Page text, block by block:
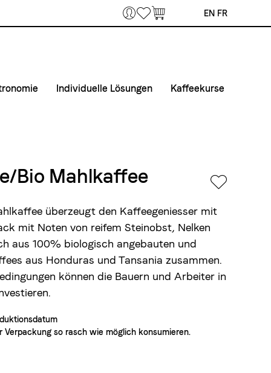
Bookmarks
EN FR
Individuelle Lösungen Kaffeekurse
Bio Mahlkaffee
überzeugt den Kaffeegeniesser mit
mit Noten von reifem Steinobst, Nelken
aus 100% biologisch angebauten und
aus Honduras und Tansania zusammen.
können die Bauern und Arbeiter in
Verpackung so rasch wie möglich konsumieren.